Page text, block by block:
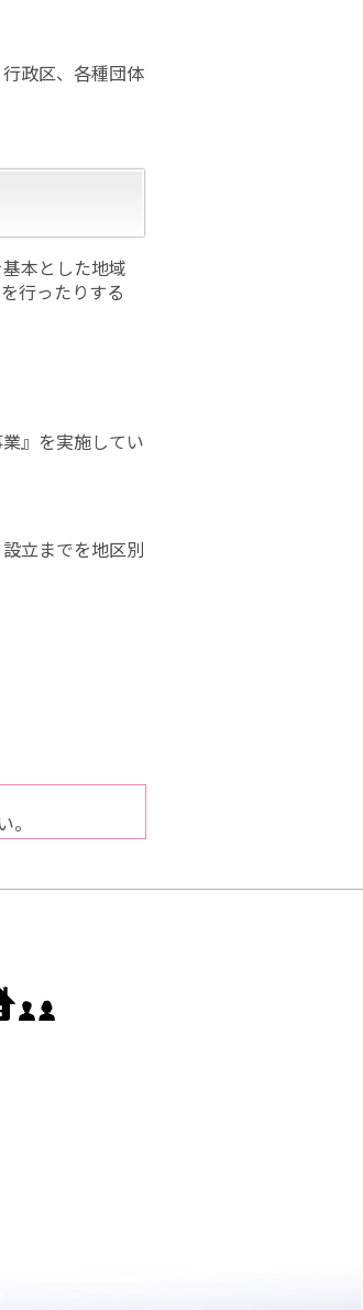
政区、各種団体
本とした地域
行ったりする
』を実施してい
立までを地区別